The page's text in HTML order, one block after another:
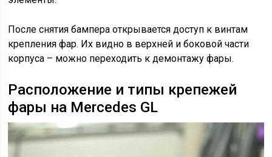
После снятия бампера открывается доступ к винтам
крепления фар. Их видно в верхней и боковой части
корпуса – можно переходить к демонтажу фары.
Расположение и типы крепежей
фары на Mercedes GL